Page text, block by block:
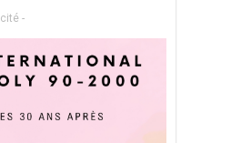
-